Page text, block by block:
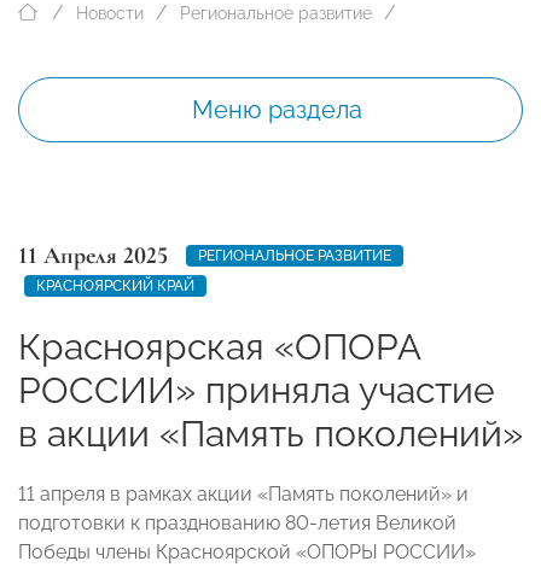
Новости Региональное развитие
Меню раздела
11 Апреля 2025
РЕГИОНАЛЬНОЕ РАЗВИТИЕ
КРАСНОЯРСКИЙ КРАЙ
Красноярская «ОПОРА
РОССИИ» приняла участие
в акции «Память поколений»
11 апреля в рамках акции «Память поколений» и
подготовки к празднованию 80-летия Великой
Победы члены Красноярской «ОПОРЫ РОССИИ»